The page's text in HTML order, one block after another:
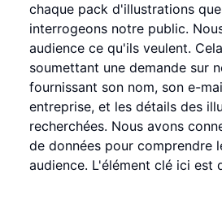
chaque pack d'illustrations
interrogeons notre public.
audience ce qu'ils veulent.
soumettant une demande sur
fournissant son nom, son e-
entreprise, et les détails des
recherchées. Nous avons
de données pour comprendre
audience. L'élément clé ici est